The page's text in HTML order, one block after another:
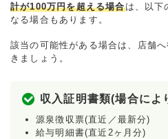
計が100万円を超える場合は、以下
なる場合もあります。
該当の可能性がある場合は、店舗
きましょう。
収入証明書類(場合によ
源泉徴収票(直近／最新分)
給与明細書(直近2ヶ月分)